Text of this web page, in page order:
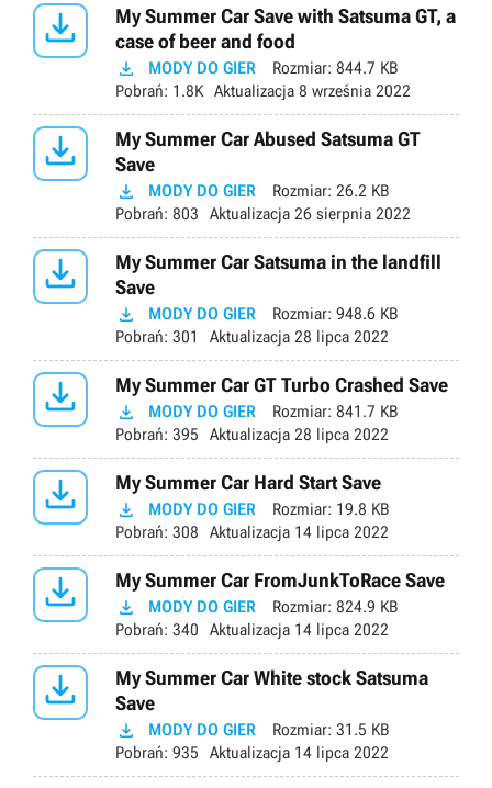

My Summer Car Save with Satsuma GT, a
case of beer and food
 MODY DO GIER Rozmiar: 844.7 KB
Pobrań: 1.8K Aktualizacja 8 września 2022

My Summer Car Abused Satsuma GT
Save
 MODY DO GIER Rozmiar: 26.2 KB
Pobrań: 803 Aktualizacja 26 sierpnia 2022

My Summer Car Satsuma in the landfill
Save
 MODY DO GIER Rozmiar: 948.6 KB
Pobrań: 301 Aktualizacja 28 lipca 2022
 My Summer Car GT Turbo Crashed Save
 MODY DO GIER Rozmiar: 841.7 KB
Pobrań: 395 Aktualizacja 28 lipca 2022
 My Summer Car Hard Start Save
 MODY DO GIER Rozmiar: 19.8 KB
Pobrań: 308 Aktualizacja 14 lipca 2022
 My Summer Car FromJunkToRace Save
 MODY DO GIER Rozmiar: 824.9 KB
Pobrań: 340 Aktualizacja 14 lipca 2022

My Summer Car White stock Satsuma
Save
 MODY DO GIER Rozmiar: 31.5 KB
Pobrań: 935 Aktualizacja 14 lipca 2022